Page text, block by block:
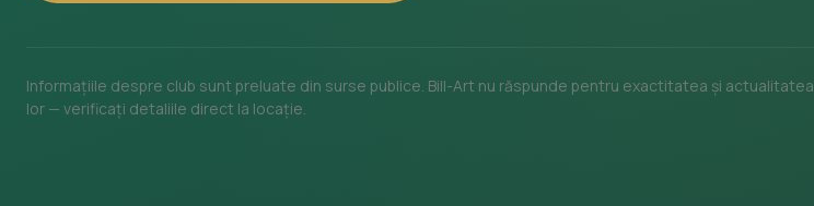
Informațiile despre club sunt preluate din surse publice. Bill-Art nu răspunde pentru exactitatea și actualitatea
lor — verificați detaliile direct la locație.